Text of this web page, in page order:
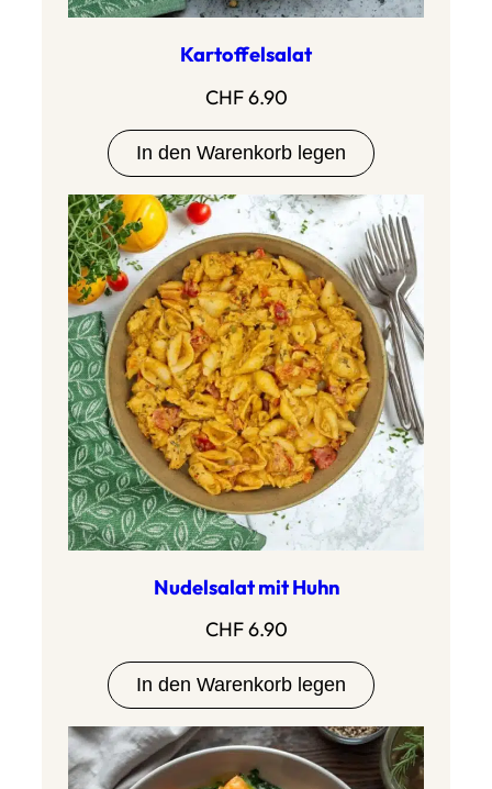
Kartoffelsalat
CHF6.90
In den Warenkorb legen
Nudelsalat mit Huhn
CHF6.90
In den Warenkorb legen